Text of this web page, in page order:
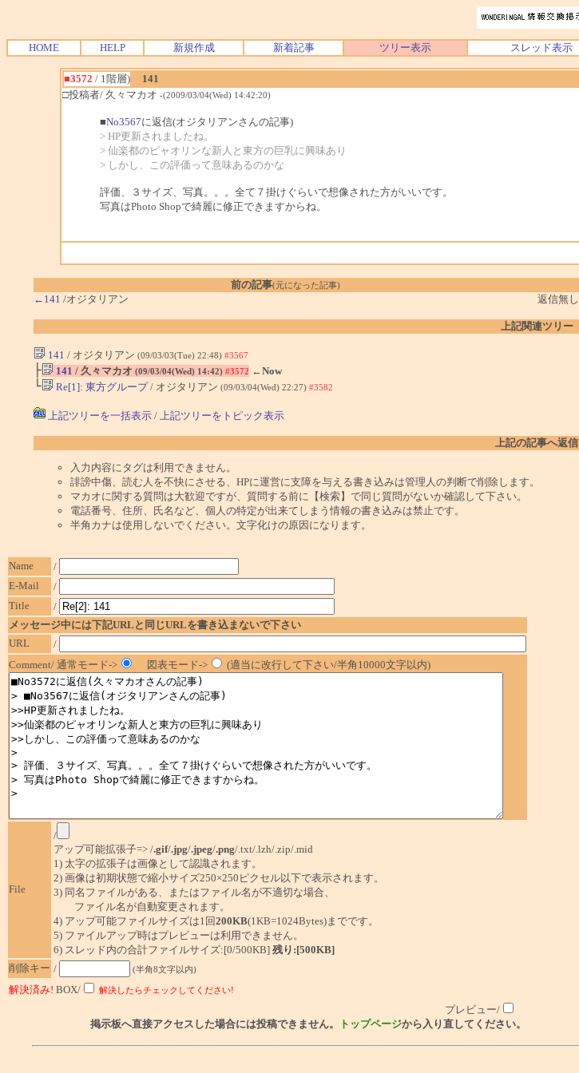
HOME HELP 新規作成 新着記事 ツリー表示 スレッド表示
■3572 / 1階層)
141
□投稿者/ 久々マカオ -(2009/03/04(Wed) 14:42:20)
■No3567に返信(オジタリアンさんの記事)
> HP更新されましたね。
> 仙楽都のピャオリンな新人と東方の巨乳に興味あり
> しかし、この評価って意味あるのかな
評価、３サイズ、写真。。。全て７掛けぐらいで想像された方がいいです。
写真はPhoto Shopで綺麗に修正できますからね。
前の記事(元になった記事)
←141 /オジタリアン 返信無し
上記関連ツリー
141 / オジタリアン (09/03/03(Tue) 22:48) #3567
├ 141 / 久々マカオ (09/03/04(Wed) 14:42) #3572 ←Now
└ Re[1]: 東方グループ/ オジタリアン (09/03/04(Wed) 22:27) #3582
上記ツリーを一括表示/ 上記ツリーをトピック表示
上記の記事へ返信
入力内容にタグは利用できません。
誹謗中傷、読む人を不快にさせる、HPに運営に支障を与える書き込みは管理人の判断で削除します。
マカオに関する質問は大歓迎ですが、質問する前に【検索】で同じ質問がないか確認して下さい。
電話番号、住所、氏名など、個人の特定が出来てしまう情報の書き込みは禁止です。
半角カナは使用しないでください。文字化けの原因になります。
Name
/
E-Mail
/
Title
/
メッセージ中には下記URLと同じURLを書き込まないで下さい
URL
/
Comment/ 通常モード->
図表モード-> (適当に改行して下さい/半角10000文字以内)
File
/
アップ可能拡張子=> /.gif/.jpg/.jpeg/.png/.txt/.lzh/.zip/.mid
1) 太字の拡張子は画像として認識されます。
2) 画像は初期状態で縮小サイズ250×250ピクセル以下で表示されます。
3) 同名ファイルがある、またはファイル名が不適切な場合、
ファイル名が自動変更されます。
4) アップ可能ファイルサイズは1回200KB(1KB=1024Bytes)までです。
5) ファイルアップ時はプレビューは利用できません。
6) スレッド内の合計ファイルサイズ:[0/500KB] 残り:[500KB]
削除キー / (半角8文字以内)
解決済み! BOX/ 解決したらチェックしてください!
プレビュー/
掲示板へ直接アクセスした場合には投稿できません。
トップページから入り直してください。